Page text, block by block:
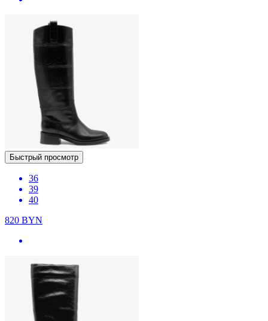
Быстрый просмотр
36
39
40
820 BYN